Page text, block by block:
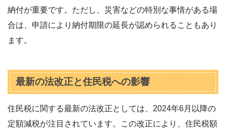
納付が重要です。ただし、災害などの特別な事情がある場
合は、申請により納付期限の延長が認められることもあり
ます。
最新の法改正と住民税への影響
住民税に関する最新の法改正としては、2024年6月以降の
定額減税が注目されています。この改正により、住民税額